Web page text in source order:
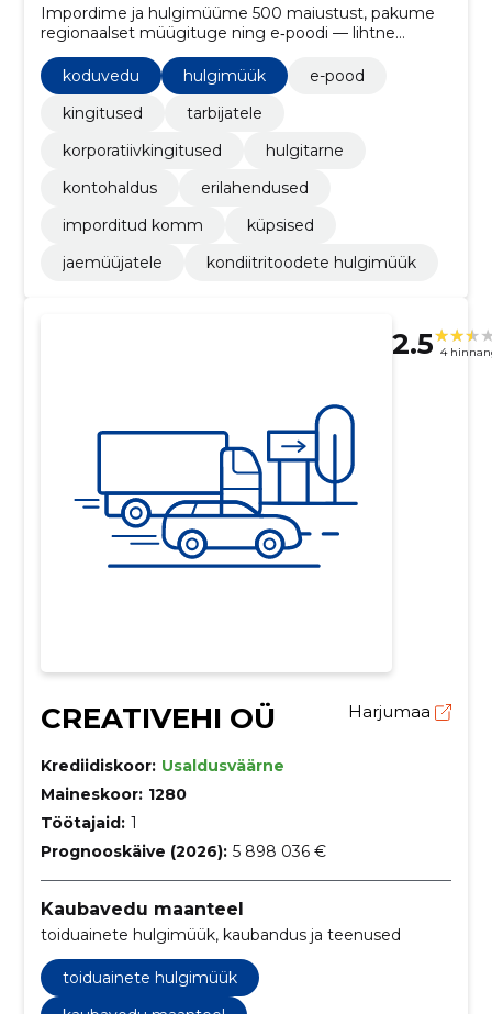
Impordime ja hulgimüüme 500 maiustust, pakume
regionaalset müügituge ning e‑poodi — lihtne
koduvedu
hulgimüük
e-pood
kingitused
tarbijatele
korporatiivkingitused
hulgitarne
kontohaldus
erilahendused
imporditud komm
küpsised
jaemüüjatele
kondiitritoodete hulgimüük
2.5 4
CREATIVEHI OÜ Harjumaa
Krediidiskoor: Usaldusväärne
Maineskoor: 1280
Töötajaid: 1
Prognooskäive (2026): 5 898 036 €
Kaubavedu maanteel
toiduainete hulgimüük, kaubandus ja teenused
toiduainete hulgimüük